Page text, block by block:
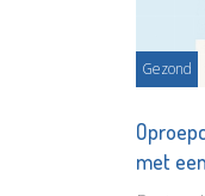
Gezond
met